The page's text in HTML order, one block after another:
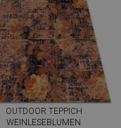
OUTDOOR TEPPICH
WEINLESEBLUMEN